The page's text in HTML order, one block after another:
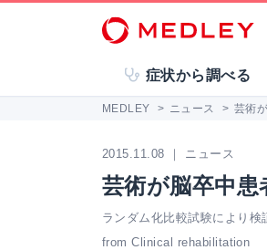
症状から調べる
MEDLEY > ニュース > 芸術
2015.11.08 ｜ ニュース
芸術が脳卒中患
ランダム化比較試験により検
from Clinical rehabilitation